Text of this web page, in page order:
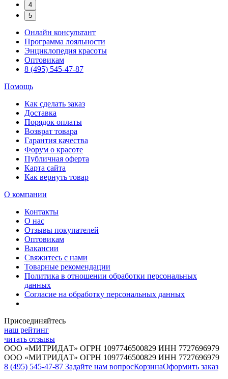
4
5
Онлайн консультант
Программа лояльности
Энциклопедия красоты
Оптовикам
8 (495) 545-47-87
Помощь
Как сделать заказ
Доставка
Порядок оплаты
Возврат товара
Гарантия качества
Форум о красоте
Публичная оферта
Карта сайта
Как вернуть товар
О компании
Контакты
О нас
Отзывы покупателей
Оптовикам
Вакансии
Свяжитесь с нами
Товарные рекомендации
Политика в отношении обработки персональных
данных
Согласие на обработку персональных данных
Присоединяйтесь
наш рейтинг
читать отзывы
ООО «МИТРИДАТ» ОГРН 1097746500829 ИНН 7727696979
ООО «МИТРИДАТ» ОГРН 1097746500829 ИНН 7727696979
8 (495) 545-47-87 Задайте нам вопросКорзинаОформить заказ